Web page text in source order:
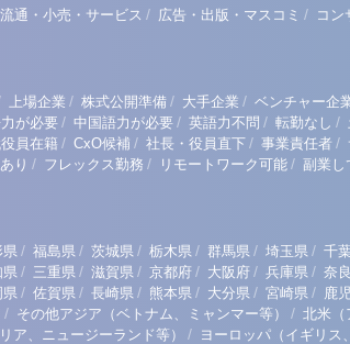
流通・小売・サービス / 広告・出版・マスコミ / コン
上場企業 / 株式公開準備 / 大手企業 / ベンチャー企
が必要 / 中国語力が必要 / 英語力不問 / 転勤なし /
員在籍/ CxO候補 / 社長・役員直下 / 事業責任者 /
り / フレックス勤務 / リモートワーク可能 / 副業し
県 / 福島県 / 茨城県 / 栃木県 / 群馬県 / 埼玉県 / 千
県 / 三重県 / 滋賀県 / 京都府 / 大阪府 / 兵庫県 / 奈
県 / 佐賀県 / 長崎県 / 熊本県 / 大分県 / 宮崎県 / 鹿
/ その他アジア（ベトナム、ミャンマー等） / 北米（
ア、ニュージーランド等） / ヨーロッパ（イギリス